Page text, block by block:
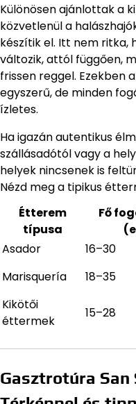
Különösen ajánlottak a
közvetlenül a
készítik el. Itt nem ritka,
változik, attól függően,
frissen reggel. Ezekben
egyszerű, de minden
ízletes.
Ha igazán autentikus
szállásadótól vagy a
helyek nincsenek is
Nézd meg a tipikus
Étterem
típusa
Fő
Asador
16–30
Marisquería
18–35
Kikötői
éttermek
15–28
Gasztrotúra San